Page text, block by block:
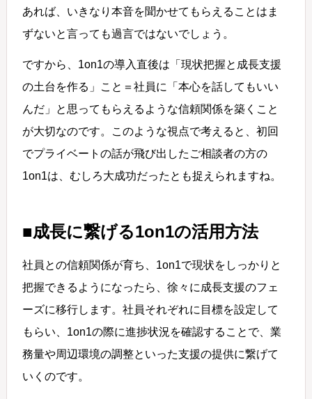
あれば、いきなり本音を聞かせてもらえることはま
ずないと言っても過言ではないでしょう。
ですから、1on1の導入直後は「現状把握と成長支援
の土台を作る」こと＝社員に「本心を話してもいい
んだ」と思ってもらえるような信頼関係を築くこと
が大切なのです。このような視点で考えると、初回
でプライベートの話が飛び出したご相談者の方の
1on1は、むしろ大成功だったとも捉えられますね。
■成長に繋げる1on1の活用方法
社員との信頼関係が育ち、1on1で現状をしっかりと
把握できるようになったら、徐々に成長支援のフェ
ーズに移行します。社員それぞれに目標を設定して
もらい、1on1の際に進捗状況を確認することで、業
務量や周辺環境の調整といった支援の提供に繋げて
いくのです。